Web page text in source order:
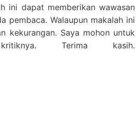
dapat memberikan wawasan
pembaca. Walaupun makalah ini
kekurangan. Saya mohon untuk
Terima kasih.